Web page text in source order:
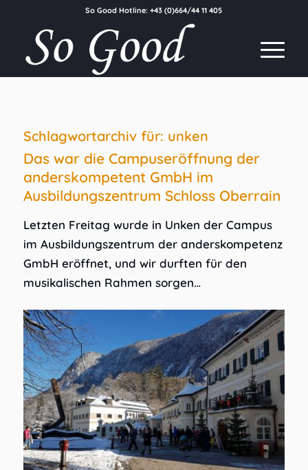
So Good Hotline:+43 (0)664/44 11 405
Schlagwortarchiv für: unken
Das war die Campuseröffnung der
anderskompetent GmbH im
Ausbildungszentrum Schloss Oberrain
Letzten Freitag wurde in Unken der Campus
im Ausbildungszentrum der anderskompetenz
GmbH eröffnet, und wir durften für den
musikalischen Rahmen sorgen…